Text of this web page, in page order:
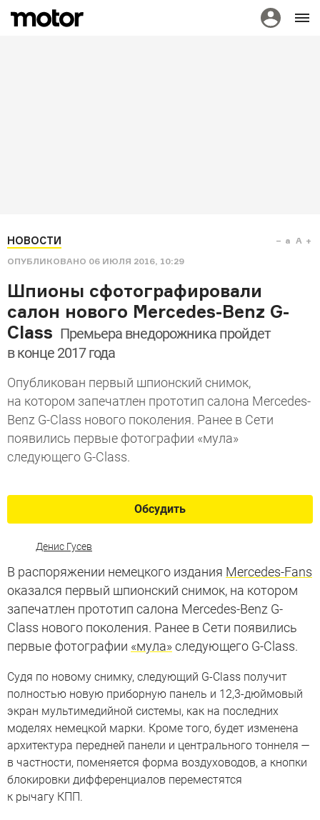
НОВОСТИ
ОПУБЛИКОВАНО 06 ИЮЛЯ 2016, 10:29
a A
Шпионы сфотографировали
салон нового Mercedes-Benz G-
Class Премьера внедорожника пройдет
в конце 2017 года
Опубликован первый шпионский снимок,
на котором запечатлен прототип салона Mercedes-
Benz G-Class нового поколения. Ранее в Сети
появились первые фотографии «мула»
следующего G-Class.
Обсудить
Денис Гусев
В распоряжении немецкого издания Mercedes-Fans
оказался первый шпионский снимок, на котором
запечатлен прототип салона Mercedes-Benz G-
Class нового поколения. Ранее в Сети появились
первые фотографии «мула»следующего G-Class.
Судя по новому снимку, следующий G-Class получит
полностью новую приборную панель и 12,3-дюймовый
экран мультимедийной системы, как на последних
моделях немецкой марки. Кроме того, будет изменена
архитектура передней панели и центрального тоннеля —
в частности, поменяется форма воздуховодов, а кнопки
блокировки дифференциалов переместятся
к рычагу КПП.